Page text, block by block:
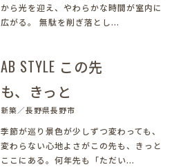
から光を迎え、やわらかな時間が室内に
広がる。 無駄を削ぎ落とし...
AB STYLE この先
も、きっと
新築／長野県長野市
季節が巡り景色が少しずつ変わっても、
変わらない心地よさがこの先も、きっと
ここにある。何年先も「ただい...